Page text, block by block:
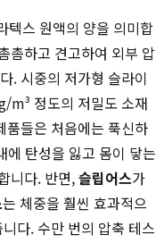
텍스 원액의 양을 의미합
촘하고 견고하여 외부 압
. 시중의 저가형 슬라이
m³ 정도의 저밀도 소재
품들은 처음에는 푹신하
탄성을 잃고 몸이 닿는
니다. 반면,슬립어스가
는 체중을 훨씬 효과적으
다. 수만 번의 압축 테스